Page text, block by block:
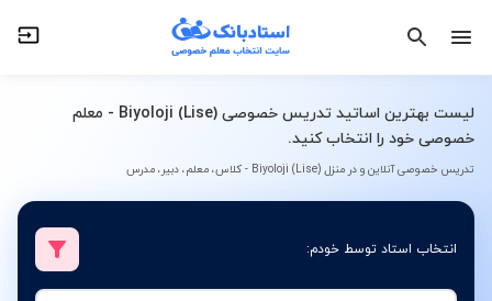
لیست بهترین اساتید تدریس خصوصی Biyoloji (Lise) - معلم
خصوصی خود را انتخاب کنید.
تدریس خصوصی آنلاین و در منزل Biyoloji (Lise) - کلاس، معلم، دبیر، مدرس
انتخاب استاد توسط خودم:
Biyoloji (Lise)